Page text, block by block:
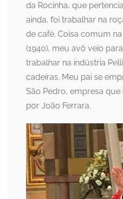
da Rocinha, que
ainda, foi trabalhar na
de café. Coisa comum
(1940), meu avô veio
trabalhar na indústria
cadeiras. Meu pai se
São Pedro, empresa
por João Ferrara.